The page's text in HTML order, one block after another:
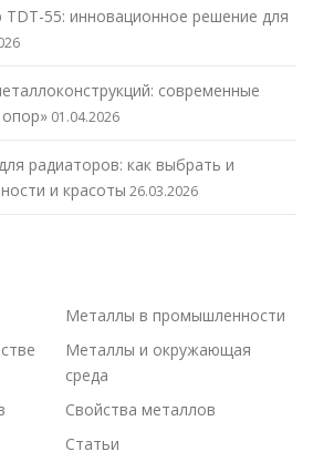
55: инновационное решение для
современные
01.04.2026
радиаторов: как выбрать и
и красоты 26.03.2026
Металлы в промышленности
Металлы и окружающая
среда
Свойства металлов
Статьи